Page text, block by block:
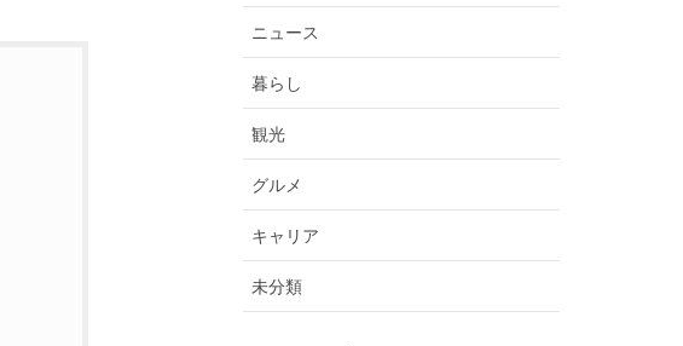
ニュース
暮らし
観光
グルメ
キャリア
未分類